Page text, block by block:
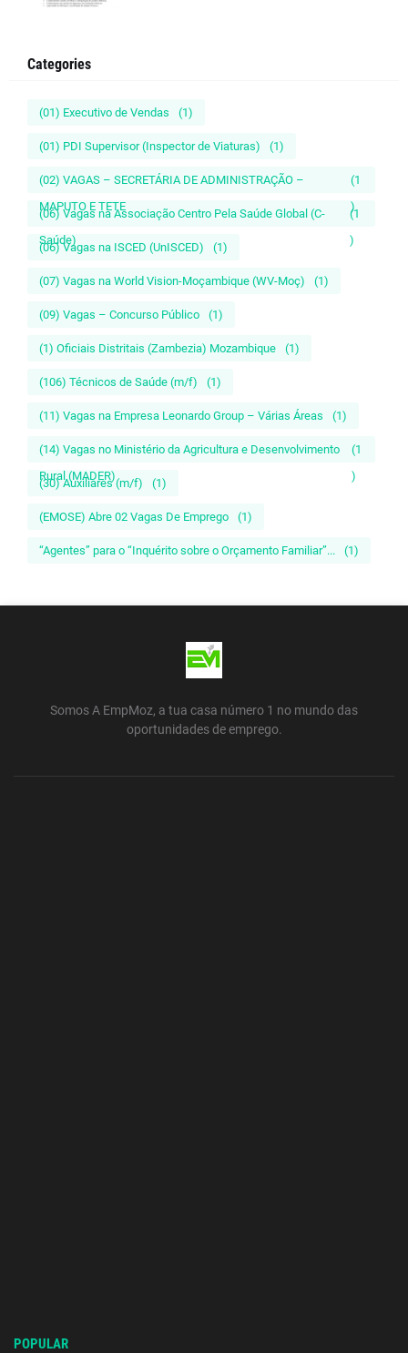
Categories
(01) Executivo de Vendas (1)
(01) PDI Supervisor (Inspector de Viaturas) (1)
(02) VAGAS – SECRETÁRIA DE ADMINISTRAÇÃO –
MAPUTO E TETE
(1
)
(06) Vagas na Associação Centro Pela Saúde Global (C-
Saúde)
(1
)
(06) Vagas na ISCED (UnISCED) (1)
(07) Vagas na World Vision-Moçambique (WV-Moç) (1)
(09) Vagas – Concurso Público (1)
(1) Oficiais Distritais (Zambezia) Mozambique (1)
(106) Técnicos de Saúde (m/f) (1)
(11) Vagas na Empresa Leonardo Group – Várias Áreas (1)
(14) Vagas no Ministério da Agricultura e Desenvolvimento
Rural (MADER)
(1
)
(30) Auxiliares (m/f) (1)
(EMOSE) Abre 02 Vagas De Emprego (1)
“Agentes” para o “Inquérito sobre o Orçamento Familiar”... (1)
Somos A EmpMoz, a tua casa número 1 no mundo das
oportunidades de emprego.
POPULAR